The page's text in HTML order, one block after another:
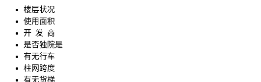
楼层状况
使用面积
开 发 商
是否独院是
有无行车
柱网跨度
有无货梯